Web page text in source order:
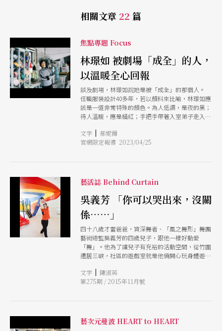
相關文章 22 篇
焦點專題 Focus
林璟如 被劇場「成全」的人，
以溫暖全心回報
談及劇場，林璟如說她是被「成全」的那個人。
任職服裝設計40多年，若以顏料來比喻，林璟如應
該是一道非常特殊的顏色。為人低調，是夜的黑；
待人溫暖，應是橘紅；手把手帶著入室弟子走入這
透的藍。 把這些顏色的質感混在一起，也許就是
她退休後所選擇的生活方式安靜，溫暖，對所執著
說。 現在的她幾乎以「公益」的狀態行走劇場，
例如開課講學，或者擔任諮詢顧問，「只要對象是
表演藝術的私人團體，執行過程我中都不收費，連
車馬費都不拿。」就林璟如的說法，這是她能為台
灣團隊持續付出的「一點點」心力。 「我不是本
朋友，甚至比我年紀小的人帶給我的。那些人充實
我太多，當然，我也不諱言我的勤奮，我一直都是
個好奇寶寶，任何事情都會打破沙鍋問到底，經驗
通了，就知道怎麼轉化。但回看這一切，劇場的東
西都是這些朋友成全我的。走到一定的程度，想的
自然就是如何回報。」每一句話都說得誠懇。 回
報的方式有很多種，開課為其一，甚至她選擇從服
如的名號，總不約而同地湧上一股無以言喻的溫
文字 | 郝妮爾
官網限定報導 2023/04/25
藝活誌 Behind Curtain
吳義芳 「你可以哭出來，沒關
係……」
四十八歲才當爸爸，資深舞者、「風之舞形」舞團
藝術總監吳義芳的四歲兒子，跟他一樣好動愛
「舞」。他為了讓兒子有充裕的活動空間，從竹圍
遷居三峽，社區的遊戲室就是他倆開心玩身體遊戲
芳卻說他從小教孩子「可以做想做的事情，但要評
估能不能承受後果。」、「自己安全自己顧」，讓
文字 | 陳淑英
第275期 / 2015年11月號
藝次元曼波 HEART to HEART